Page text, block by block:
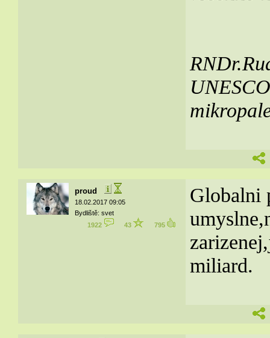
proud
18.02.2017 09:05
Bydliště: svet
1922
43 795
Globalni
miliard.